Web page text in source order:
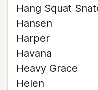
Hang Squat
Hansen
Harper
Havana
Heavy Grace
Helen